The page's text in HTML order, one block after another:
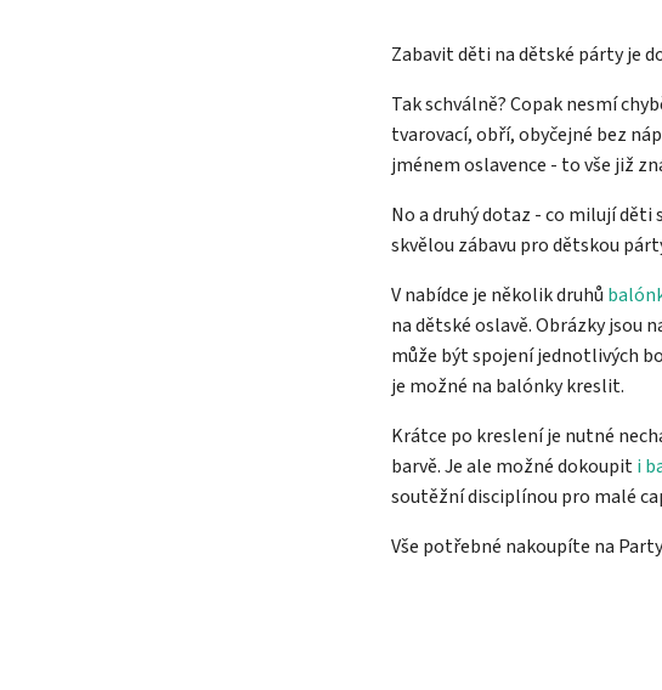
Zabavit děti na dětské párty je
Tak schválně? Copak nesmí
tvarovací, obří, obyčejné bez
jménem oslavence - to vše již
No a druhý dotaz - co milují děti
skvělou zábavu pro dětskou
V nabídce je několik druhů
na dětské oslavě. Obrázky jsou
může být spojení jednotlivých
je možné na balónky kreslit.
Krátce po kreslení je nutné
barvě. Je ale možné dokoupiti
soutěžní disciplínou pro malé
Vše potřebné nakoupíte na